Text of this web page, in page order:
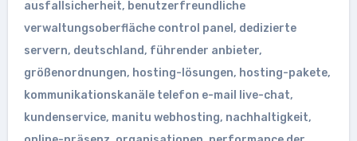
ausfallsicherheit, benutzerfreundliche
verwaltungsoberfläche control panel , dedizierte
servern, deutschland, führender anbieter,
größenordnungen, hosting-lösungen, hosting-pakete,
kommunikationskanäle telefon e-mail live-chat,
kundenservice, manitu webhosting, nachhaltigkeit,